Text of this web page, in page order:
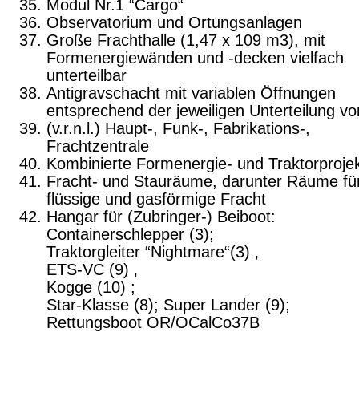
Modul Nr.1 “Cargo“
Observatorium und Ortungsanlagen
Große Frachthalle (1,47 x 109 m3), mit
Formenergiewänden und -decken vielfach
unterteilbar
Antigravschacht mit variablen Öffnungen
entsprechend der jeweiligen Unterteilung
(v.r.n.l.) Haupt-, Funk-, Fabrikations-,
Frachtzentrale
Kombinierte Formenergie- und
Fracht- und Stauräume, darunter Räume
flüssige und gasförmige Fracht
Hangar für (Zubringer-) Beiboot:
Containerschlepper (3);
Traktorgleiter “Nightmare“(3) ‚
ETS-VC (9) ‚
Kogge (10) ;
Star-Klasse (8); Super Lander (9);
Rettungsboot OR/OCalCo37B